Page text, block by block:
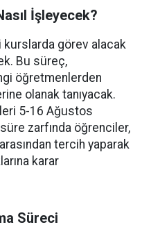
İşleyecek?
kurslarda görev alacak
Bu süreç,
öğretmenlerden
olanak tanıyacak.
5-16 Ağustos
zarfında öğrenciler,
tercih yaparak
karar
Süreci